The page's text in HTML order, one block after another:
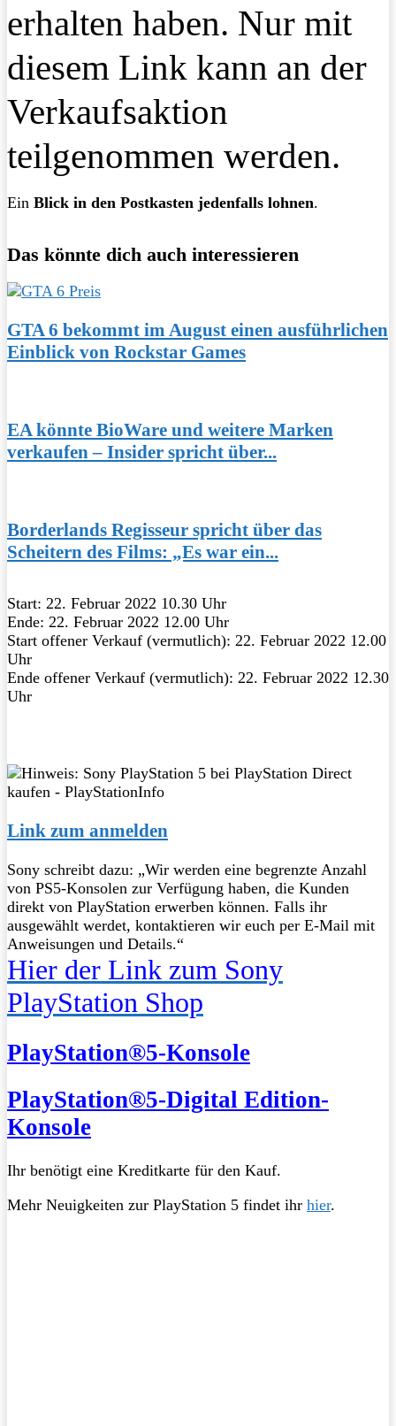
erhalten haben. Nur mit
diesem Link kann an der
Verkaufsaktion
teilgenommen werden.
Ein Blick in den Postkasten jedenfalls lohnen.
Das könnte dich auch interessieren
GTA 6 bekommt im August einen ausführlichen
Einblick von Rockstar Games
EA könnte BioWare und weitere Marken
verkaufen – Insider spricht über...
Borderlands Regisseur spricht über das
Scheitern des Films: „Es war ein...
Start: 22. Februar 2022 10.30 Uhr
Ende: 22. Februar 2022 12.00 Uhr
Start offener Verkauf (vermutlich): 22. Februar 2022 12.00
Uhr
Ende offener Verkauf (vermutlich): 22. Februar 2022 12.30
Uhr
Link zum anmelden
Sony schreibt dazu: „Wir werden eine begrenzte Anzahl
von PS5-Konsolen zur Verfügung haben, die Kunden
direkt von PlayStation erwerben können. Falls ihr
ausgewählt werdet, kontaktieren wir euch per E-Mail mit
Anweisungen und Details.“
Hier der Link zum Sony
PlayStation Shop
PlayStation®5-Konsole
PlayStation®5-Digital Edition-
Konsole
Ihr benötigt eine Kreditkarte für den Kauf.
Mehr Neuigkeiten zur PlayStation 5 findet ihr hier.